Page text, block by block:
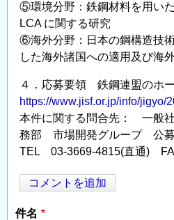
⑤環境分野：鉄鋼材料を用い
LCA に関する研究
⑥海外分野：日本の鋼構造技
した海外諸国への適用及び海
４．応募要領 鉄鋼連盟のホ
https://www.jisf.or.jp/info/jigyo/
本件に関する問合先： 一般
務部 市場開発グループ 公
TEL 03-3669-4815(直通)
コメントを追加
件名